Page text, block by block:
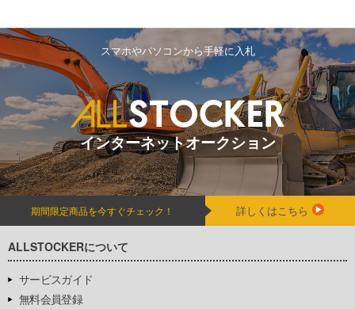
スマホやパソコンから手軽に入札
インターネットオークション
期間限定商品を今すぐチェック！ 詳しくはこちら
ALLSTOCKERについて
サービスガイド
無料会員登録